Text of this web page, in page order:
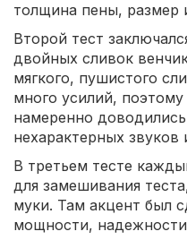
толщина пены, размер
Второй тест
двойных сливок
мягкого, пушистого
много усилий,
намеренно
нехарактерных звуков
В третьем тесте
для замешивания
муки. Там акцент был
мощности,